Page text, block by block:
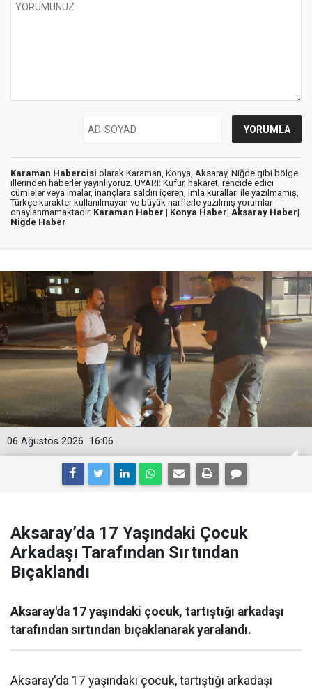
Karaman Habercisi olarak Karaman, Konya, Aksaray, Niğde gibi bölge
illerinden haberler yayınlıyoruz. UYARI: Küfür, hakaret, rencide edici
cümleler veya imalar, inançlara saldırı içeren, imla kuralları ile yazılmamış,
Türkçe karakter kullanılmayan ve büyük harflerle yazılmış yorumlar
onaylanmamaktadır. Karaman Haber | Konya Haber| Aksaray Haber|
Niğde Haber
16:06
06 Ağustos 2026
Aksaray’da 17 Yaşındaki Çocuk
Arkadaşı Tarafından Sırtından
Bıçaklandı
Aksaray'da 17 yaşındaki çocuk, tartıştığı arkadaşı
tarafından sırtından bıçaklanarak yaralandı.
Aksaray'da 17 yaşındaki çocuk, tartıştığı arkadaşı